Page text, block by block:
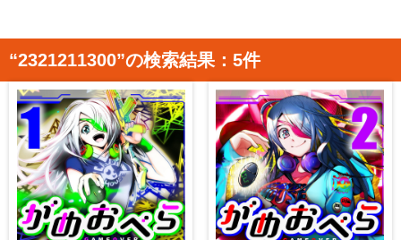
“2321211300”の検索結果：5件